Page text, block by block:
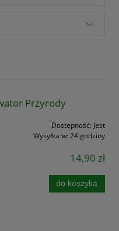
Przyrody
Dostępność: Jest
Wysyłka w: 24 godziny
14,90 zł
do koszyka